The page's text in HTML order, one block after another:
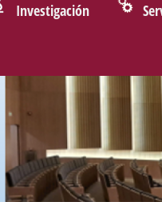
Investigación